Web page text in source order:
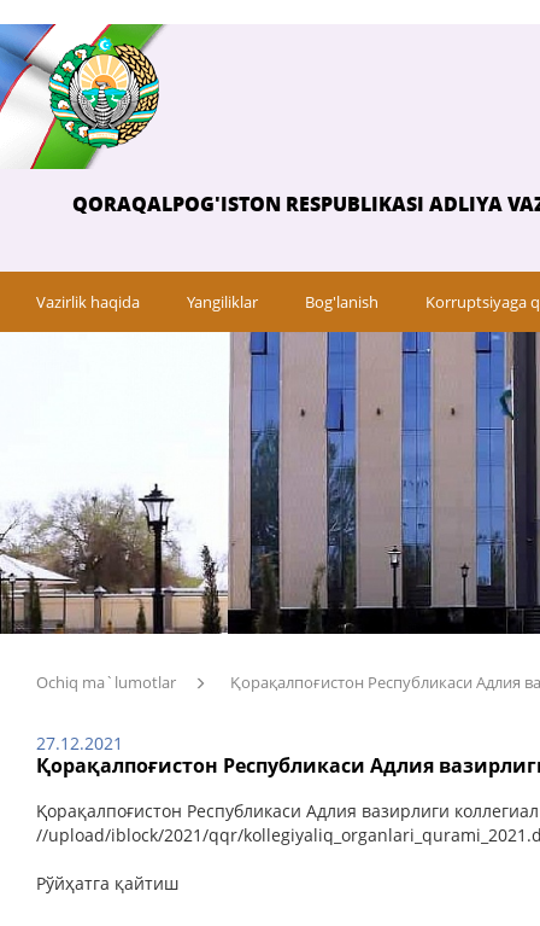
QORAQALPOG'ISTON RESPUBLIKASI ADLIYA
Vazirlik haqida Yangiliklar Bog'lanish Korruptsiyaga
Ochiq ma`lumotlar Қорақалпоғистон Республикаси Адлия
27.12.2021
Қорақалпоғистон Республикаси Адлия
Қорақалпоғистон Республикаси Адлия вазирлиги
//upload/iblock/2021/qqr/
Рўйҳатга қайтиш